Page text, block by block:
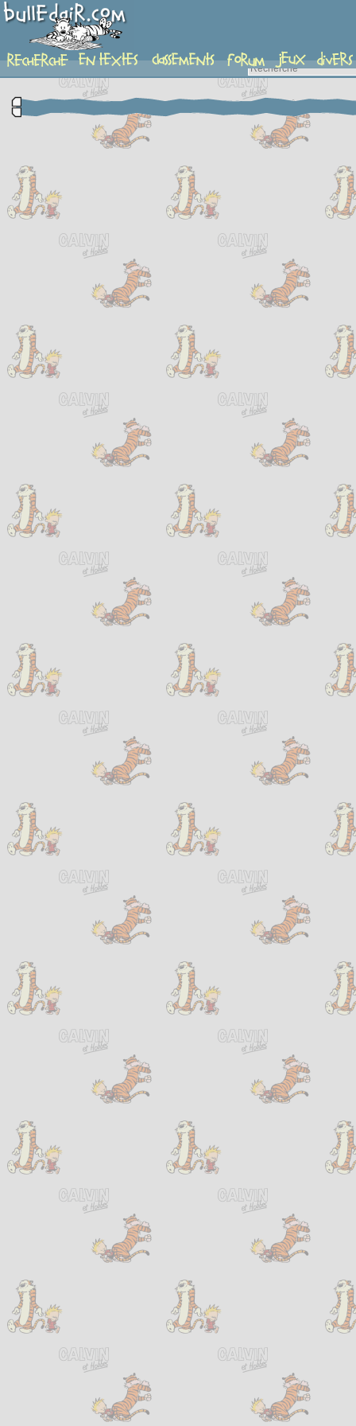
complement-fiche